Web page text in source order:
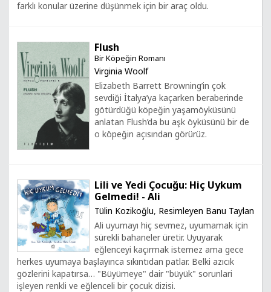
farklı konular üzerine düşünmek için bir araç oldu.
Flush
Bir Köpeğin Romanı
Virginia Woolf
Elizabeth Barrett Browning’in çok
sevdiği İtalya’ya kaçarken beraberinde
götürdüğü köpeğin yaşamöyküsünü
anlatan Flush’da bu aşk öyküsünü bir de
o köpeğin açısından görürüz.
Lili ve Yedi Çocuğu: Hiç Uykum
Gelmedi! - Ali
Tülin Kozikoğlu, Resimleyen Banu Taylan
Ali uyumayı hiç sevmez, uyumamak için
sürekli bahaneler üretir. Uyuyarak
eğlenceyi kaçırmak istemez ama gece
herkes uyumaya başlayınca sıkıntıdan patlar. Belki azıcık
gözlerini kapatırsa… "Büyümeye" dair "büyük" sorunlari
işleyen renkli ve eğlenceli bir çocuk dizisi.